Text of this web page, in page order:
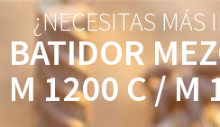
¿NECESITAS MÁS
BATIDOR
M 1200 C / M